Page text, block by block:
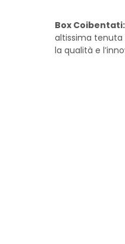
Box
altissima tenuta
la qualità e